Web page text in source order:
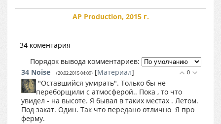
AP Production, 2015 г.
34 коментария
Порядок вывода комментариев:
0
34 Noise (20.02.2015 04:09) [Материал]
"Оставшийся умирать". Только бы не
переборщили с атмосферой.. Пока , то что
увидел - на высоте. Я бывал в таких местах . Летом.
Под закат. Один. Так что передано отлично Я про
ферму.